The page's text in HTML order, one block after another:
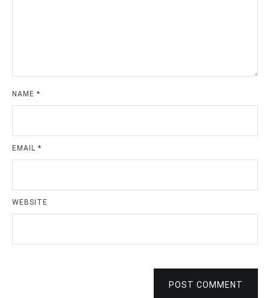
NAME *
EMAIL *
WEBSITE
POST COMMENT